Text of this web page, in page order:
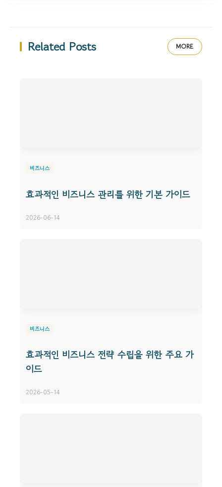
Related Posts MORE
비즈니스
효과적인 비즈니스 관리를 위한 기본 가이드
2026-06-14
비즈니스
효과적인 비즈니스 전략 수립을 위한 주요 가
이드
2026-05-14